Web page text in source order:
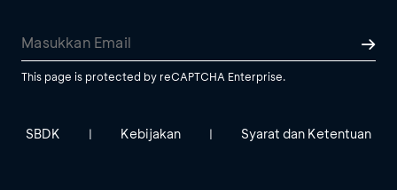
This page is protected by reCAPTCHA Enterprise.
SBDK | Kebijakan | Syarat dan Ketentuan